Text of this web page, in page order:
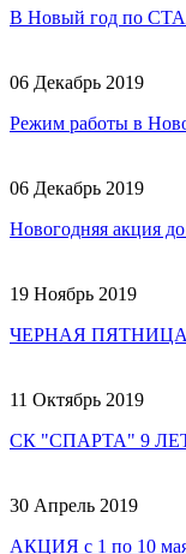
В Новый год по
06 Декабрь 2019
Режим работы в
06 Декабрь 2019
Новогодняя акция
19 Ноябрь 2019
ЧЕРНАЯ ПЯТНИЦА
11 Октябрь 2019
СК "СПАРТА" 9
30 Апрель 2019
АКЦИЯ с 1 по 10